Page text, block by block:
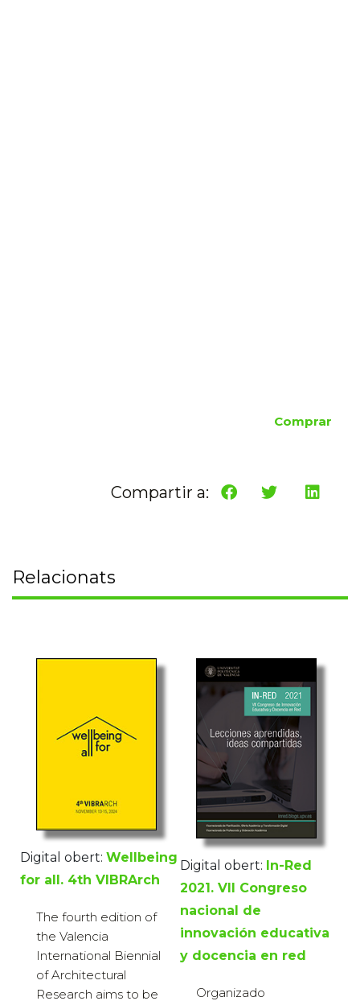
Comprar
Compartir a:
Relacionats
Digital obert: Wellbeing
for all. 4th VIBRArch
The fourth edition of
the Valencia
International Biennial
of Architectural
Research aims to be
Digital obert: In-Red
2021. VII Congreso
nacional de
innovación educativa
y docencia en red
Organizado